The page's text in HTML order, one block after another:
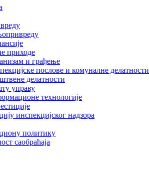
приходе
и грађење
послове и комуналне делатности
делатности
управу
технологије
инспекцијског надзора
политику
саобраћаја